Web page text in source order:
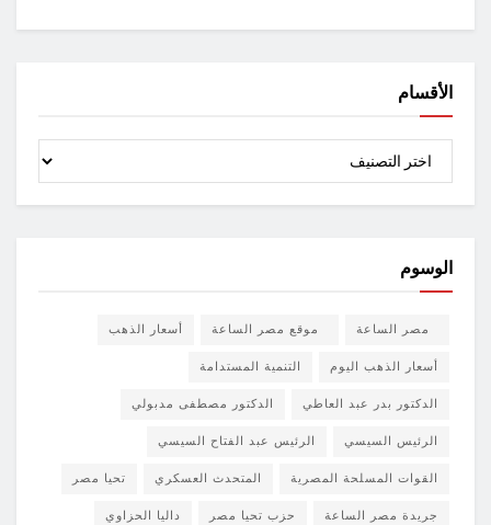
الأقسام
الوسوم
مصر الساعة موقع مصر الساعة أسعار الذهب
أسعار الذهب اليوم التنمية المستدامة
الدكتور بدر عبد العاطي الدكتور مصطفى مدبولي
الرئيس السيسي الرئيس عبد الفتاح السيسي
القوات المسلحة المصرية المتحدث العسكري تحيا مصر
جريدة مصر الساعة حزب تحيا مصر داليا الحزاوي